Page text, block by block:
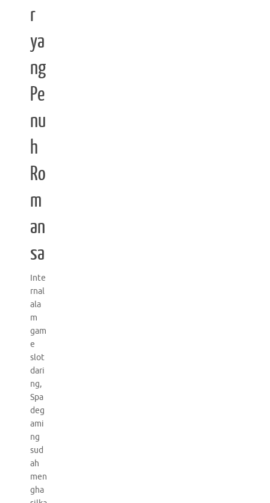
r
ya
ng
Pe
nu
h
Ro
m
an
sa
Inte
rnal
ala
m
gam
e
slot
dari
ng,
Spa
deg
ami
ng
sud
ah
men
gha